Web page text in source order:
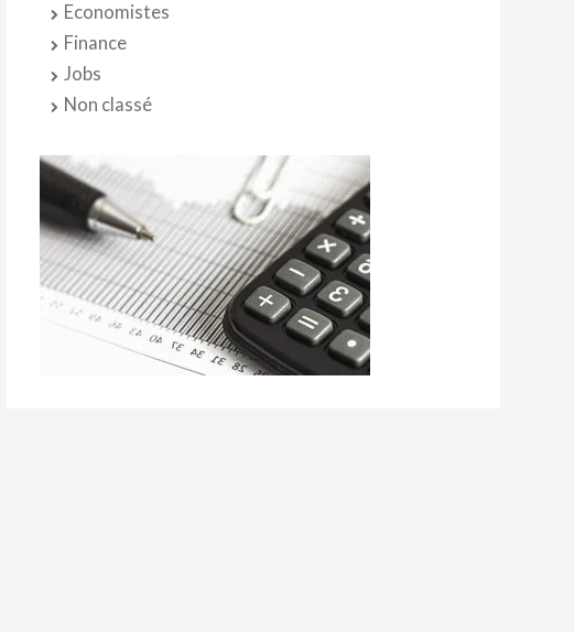
Economistes
Finance
Jobs
Non classé